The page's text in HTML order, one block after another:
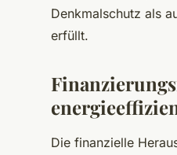
Denkmalschutz als
erfüllt.
Die finanzielle